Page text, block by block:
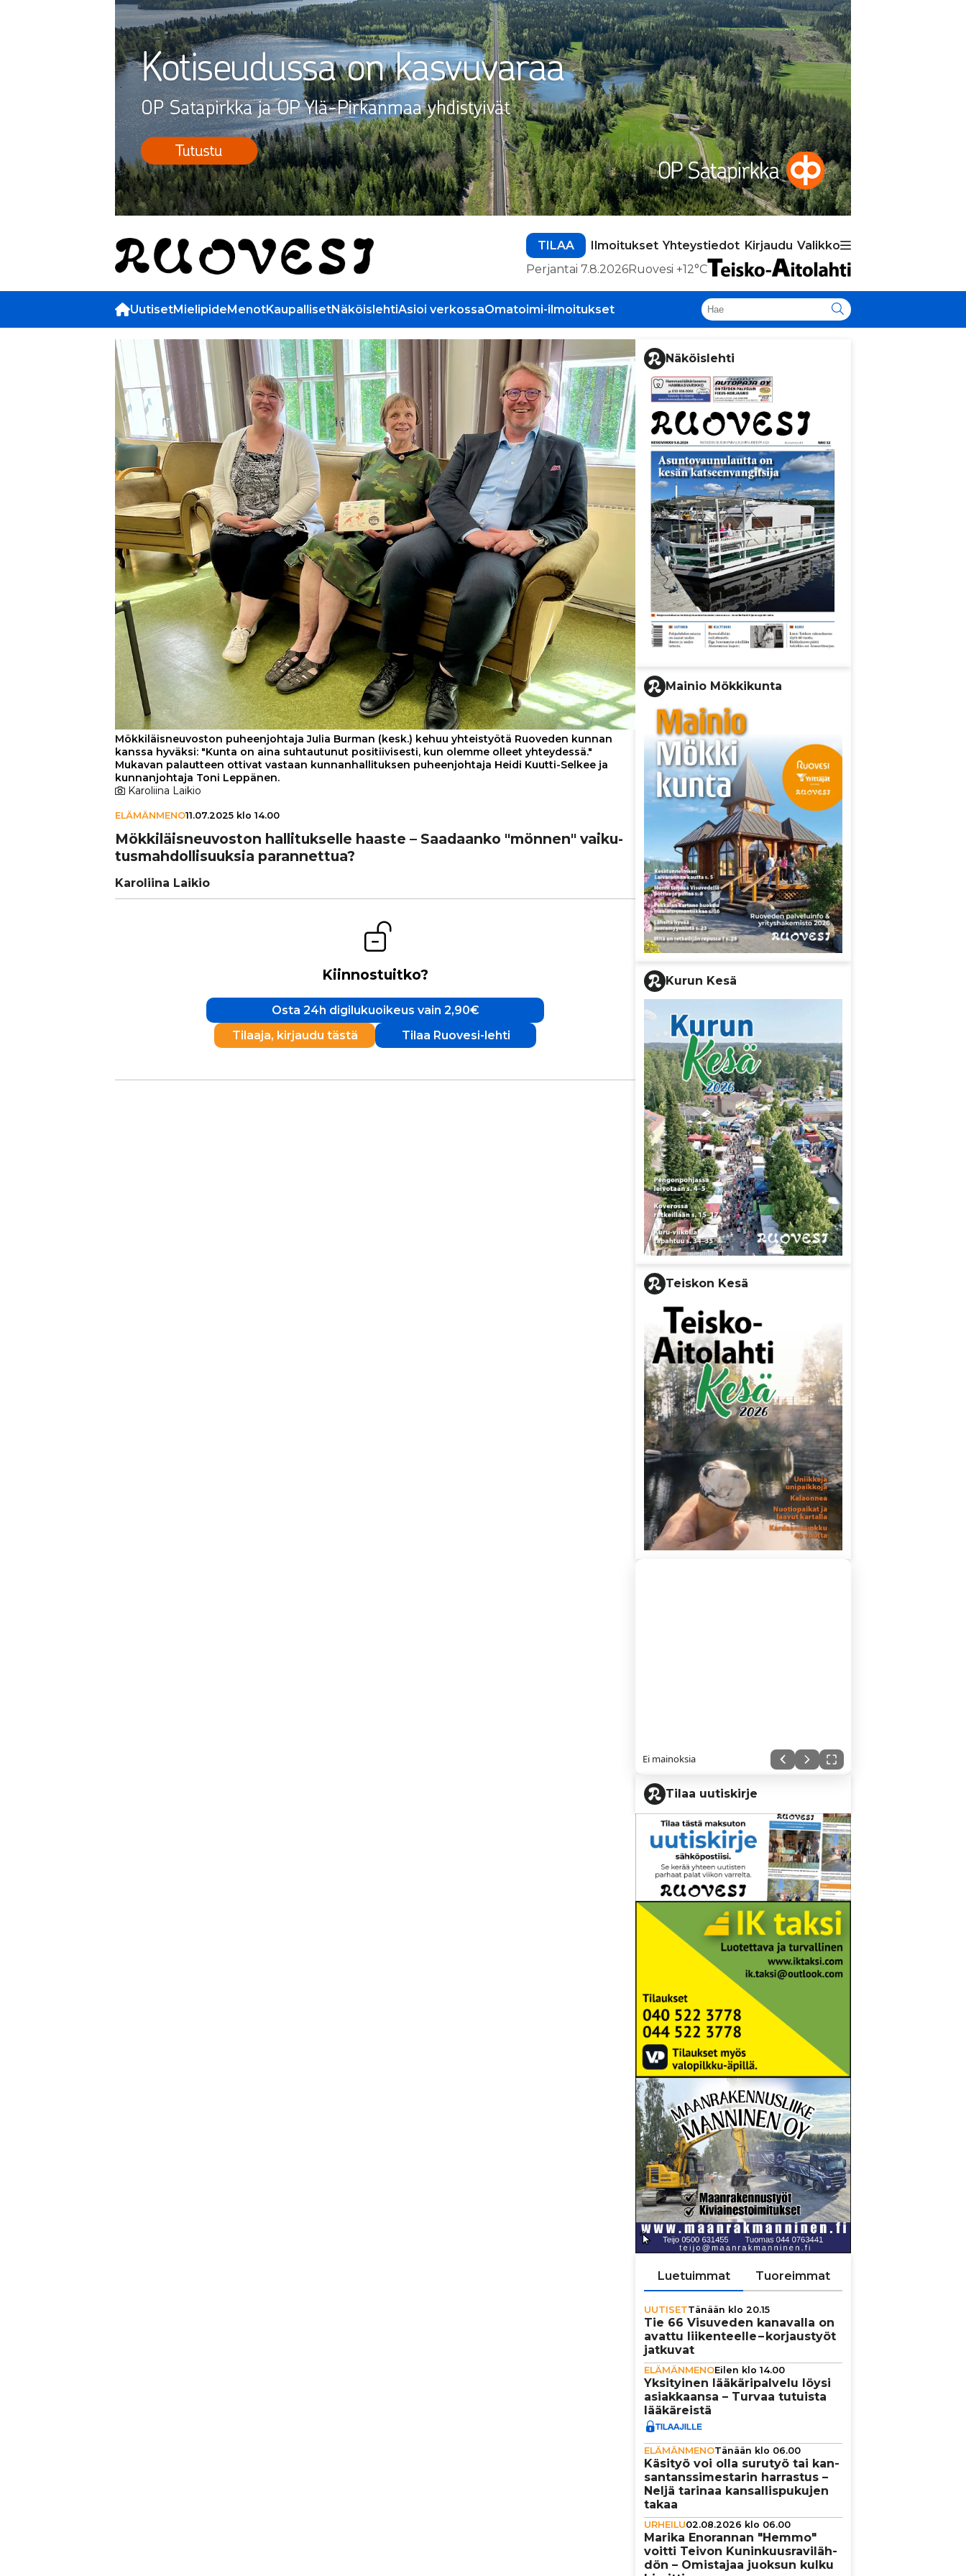
TILAA Ilmoitukset Yhteystiedot Kirjaudu Valikko
Perjantai 7.8.2026Ruovesi +12°C
UutisetMielipideMenotKaupallisetNäköislehtiAsioi verkossaOmatoimi-ilmoitukset
Mökkiläisneuvoston puheenjohtaja Julia Burman (kesk.) kehuu yhteistyötä Ruoveden kunnan
kanssa hyväksi: "Kunta on aina suhtautunut positiivisesti, kun olemme olleet yhteydessä."
Mukavan palautteen ottivat vastaan kunnanhallituksen puheenjohtaja Heidi Kuutti-Selkee ja
kunnanjohtaja Toni Leppänen.
Karoliina Laikio
ELÄMÄNMENO11.07.2025 klo 14.00
Mök­ki­läis­neu­vos­ton hal­li­tuk­selle haaste – Saadaanko "mönnen" vai­ku­
tus­mah­dol­li­suuk­sia paran­net­tua?
Karoliina Laikio
Kiinnostuitko?
Osta 24h digilukuoikeus vain 2,90€
Tilaaja, kirjaudu tästä
Tilaa Ruovesi-lehti
Näköislehti
Mainio Mökkikunta
Kurun Kesä
Teiskon Kesä
Ei mainoksia
Tilaa uutiskirje
Luetuimmat Tuoreimmat
UUTISETTänään klo 20.15
Tie 66 Visuveden kanavalla on
avattu lii­ken­teelle – kor­jaus­työt
jatkuvat
ELÄMÄNMENOEilen klo 14.00
Yksi­tyi­nen lää­kä­ri­pal­velu löysi
asi­ak­kaansa – Turvaa tutuista
lää­kä­reistä
ELÄMÄNMENOTänään klo 06.00
Käsityö voi olla surutyö tai kan­
san­tans­si­mes­ta­rin harrastus –
Neljä tarinaa kan­sal­lis­pu­ku­jen
takaa
URHEILU02.08.2026 klo 06.00
Marika Enorannan "Hemmo"
voitti Teivon Kunin­kuus­ra­vi­läh­
dön – Omistajaa juoksun kulku